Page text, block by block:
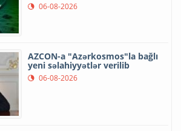
06-08-2026
AZCON-a "Azərkosmos"la bağlı
yeni səlahiyyətlər verilib
06-08-2026